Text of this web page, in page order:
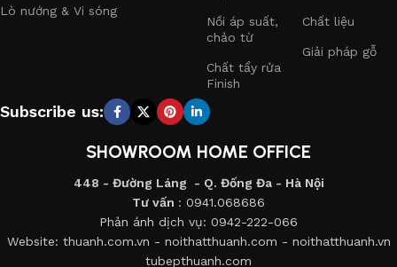
- Sau khi lắp đặt sản phẩm và khách hàng hoàn thành việc
thanh toán thì nhân viên chăm sóc khách hàng của công ty
sẽ gọi trực tiếp liên lạc với khách hàng từ tổng đài0942-
+ Lần thứ 1: Nhân viên chăm sóc khách hàng sẽ liên lạc với
đặt sản phẩm với 2 nội dung chính trao đổi với khách hàng là:
chất lượng dịch vụ và chất lượng sản phẩm.
: Nhân viên CSKH sẽ liên lạc với khách hàng sau
12 tháng với nội dung chính là khách hàng đánh giá chất
Lò nướng & Vi sóng
Nồi áp suất,
chảo từ
Chất tẩy rửa
Finish
Chất liệu
Giải pháp gỗ
Subscribe us:
SHOWROOM HOME OFFICE
448 - Đường Láng - Q. Đống Đa - Hà Nội
Tư vấn : 0941.068686
Phản ánh dịch vụ: 0942-222-066
Website: thuanh.com.vn - noithatthuanh.com - noithatthuanh.vn
tubepthuanh.com